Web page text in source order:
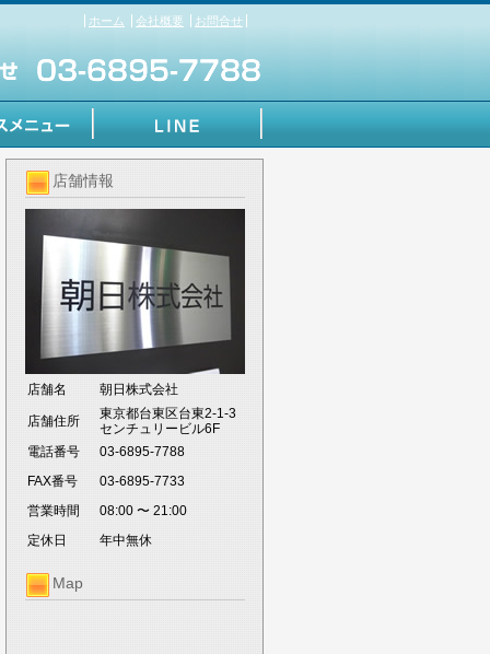
ホーム 会社概要 お問合せ
店舗情報
店舗名 朝日株式会社
店舗住所
東京都台東区台東2-1-3
センチュリービル6F
電話番号
03-6895-7788
FAX番号
03-6895-7733
営業時間
08:00 〜 21:00
定休日
年中無休
Map